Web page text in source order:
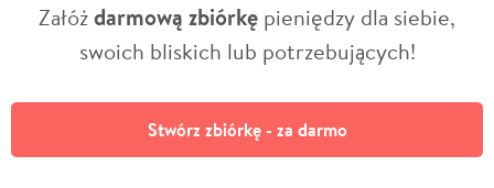
Załóżdarmową zbiórkę pieniędzy dla siebie,
swoich bliskich lub potrzebujących!
Stwórz zbiórkę - za darmo